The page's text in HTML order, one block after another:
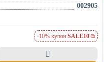
002905
-10% купон SALE10